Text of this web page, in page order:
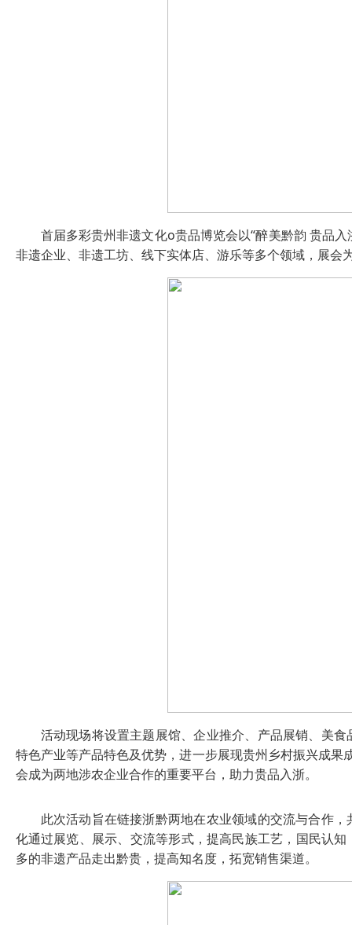
首届多彩贵州非遗文化o贵品博览会以“醉美黔韵 贵品
非遗企业、非遗工坊、线下实体店、游乐等多个领域，展会
活动现场将设置主题展馆、企业推介、产品展销、美
特色产业等产品特色及优势，进一步展现贵州乡村振兴成
会成为两地涉农企业合作的重要平台，助力贵品入浙。
此次活动旨在链接浙黔两地在农业领域的交流与合作
化通过展览、展示、交流等形式，提高民族工艺，国民认
多的非遗产品走出黔贵，提高知名度，拓宽销售渠道。